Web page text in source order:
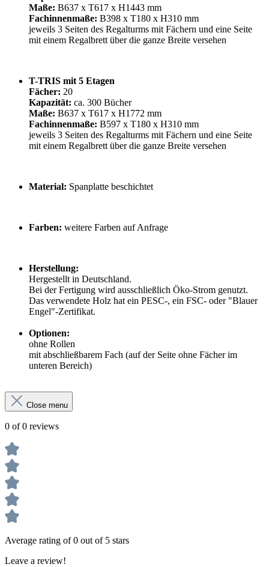
Maße: B637 x T617 x H1443 mm
Fachinnenmaße: B398 x T180 x H310 mm
jeweils 3 Seiten des Regalturms mit Fächern und eine Seite
mit einem Regalbrett über die ganze Breite versehen
T-TRIS mit 5 Etagen
Fächer: 20
Kapazität: ca. 300 Bücher
Maße: B637 x T617 x H1772 mm
Fachinnenmaße: B597 x T180 x H310 mm
jeweils 3 Seiten des Regalturms mit Fächern und eine Seite
mit einem Regalbrett über die ganze Breite versehen
Material: Spanplatte beschichtet
Farben: weitere Farben auf Anfrage
Herstellung:
Hergestellt in Deutschland.
Bei der Fertigung wird ausschließlich Öko-Strom genutzt.
Das verwendete Holz hat ein PESC-, ein FSC- oder "Blauer
Engel"-Zertifikat.
Optionen:
ohne Rollen
mit abschließbarem Fach (auf der Seite ohne Fächer im
unteren Bereich)
Close menu
0 of 0 reviews
Average rating of 0 out of 5 stars
Leave a review!